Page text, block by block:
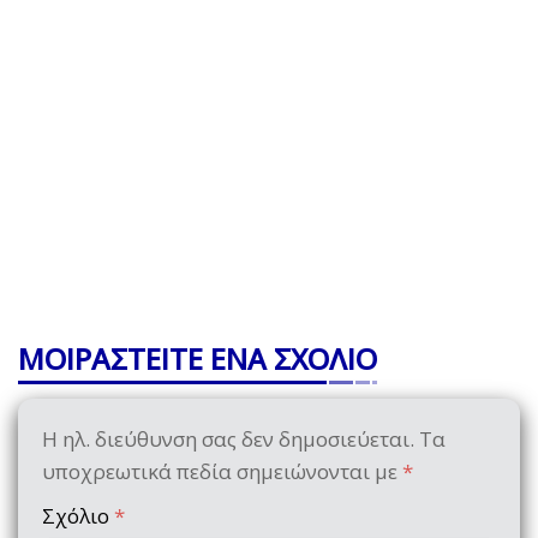
ΜΟΙΡΑΣΤΕΙΤΕ ΕΝΑ ΣΧΟΛΙΟ
Η ηλ. διεύθυνση σας δεν δημοσιεύεται. Τα
υποχρεωτικά πεδία σημειώνονται με *
Σχόλιο *